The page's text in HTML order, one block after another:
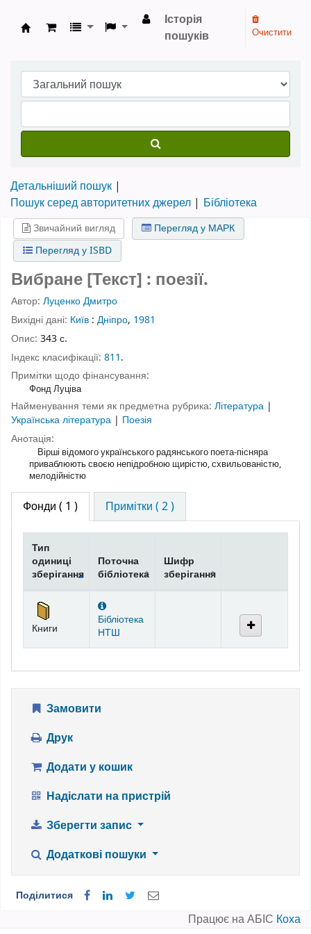
Бібліотека НТШ › Електронний каталог
Історія
пошуків
Очистити
Детальніший пошук
Пошук серед авторитетних джерел
Бібліотека
Звичайний вигляд
Перегляд у МАРК
Перегляд у ISBD
Вибране [Текст] : поезії.
Автор: Луценко Дмитро
Вихідні дані: Київ : Дніпро, 1981
Опис: 343 с.
Індекс класифікації: 811.
Примітки щодо фінансування:
Фонд Луціва
Найменування теми як предметна рубрика: Література |
Українська література | Поезія
Анотація:
Вірші відомого українського радянського поета-пісняра
приваблюють своєю непідробною щирістю, схвильованістю,
мелодійністю
Фонди ( 1 ) Примітки ( 2 )
Фонди
Тип
одиниці
зберігання
Поточна
бібліотека
Шифр
зберігання
Книги
Бібліотека
НТШ
Замовити
Друк
Додати у кошик
Надіслати на пристрій
Зберегти запис
Додаткові пошуки
Поділитися
Працює на АБІС Коха